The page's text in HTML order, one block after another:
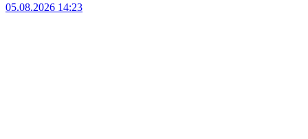
05.08.2026 14:23